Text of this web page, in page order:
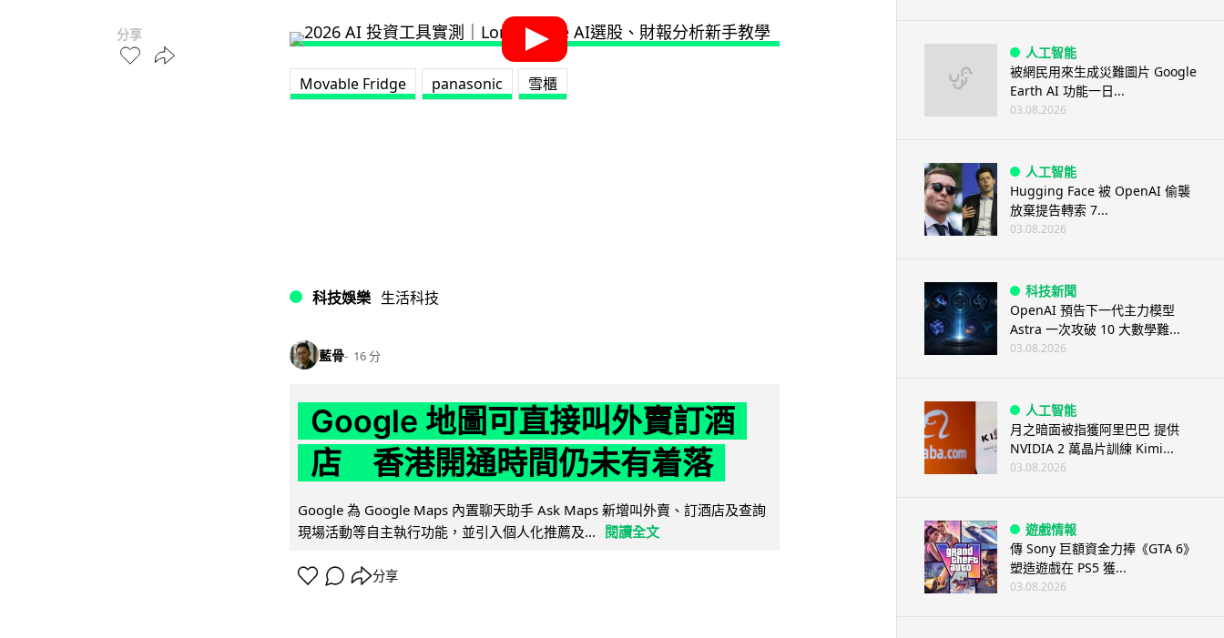
分享
Movable Fridge panasonic 雪櫃
科技娛樂 生活科技
藍骨 16 分
Google 地圖可直接叫外賣訂酒
店 香港開通時間仍未有着落
Google 為 Google Maps 內置聊天助手 Ask Maps 新增叫外賣、訂酒店及查詢
現場活動等自主執行功能，並引入個人化推薦及...
閱讀全文
分享
人工智能
被網民用來生成災難圖片 Google
Earth AI 功能一日...
03.08.2026
人工智能
Hugging Face 被 OpenAI 偷襲
放棄提告轉索 7...
03.08.2026
科技新聞
OpenAI 預告下一代主力模型
Astra 一次攻破 10 大數學難...
03.08.2026
人工智能
月之暗面被指獲阿里巴巴 提供
NVIDIA 2 萬晶片訓練 Kimi...
03.08.2026
遊戲情報
傳 Sony 巨額資金力捧《GTA 6》
塑造遊戲在 PS5 獲...
03.08.2026